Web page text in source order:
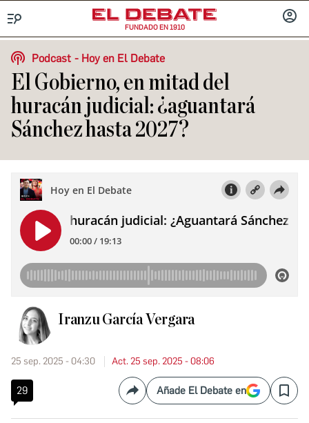
FUNDADO EN 1910
SESIÓN
Podcast
Hoy en El Debate
El Gobierno, en mitad del
huracán judicial: ¿aguantará
Sánchez hasta 2027?
Iranzu García Vergara
25 sep. 2025 - 04:30 Act. 25 sep. 2025 - 08:06
29 CompartirAñade El Debate en Save